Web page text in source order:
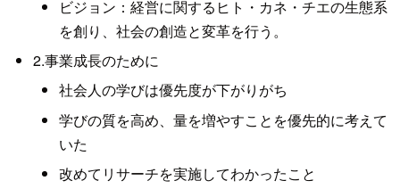
ビジョン：経営に関するヒト・カネ・チエの生態系
を創り、社会の創造と変革を行う。
2.事業成長のために
社会人の学びは優先度が下がりがち
学びの質を高め、量を増やすことを優先的に考えて
いた
改めてリサーチを実施してわかったこと